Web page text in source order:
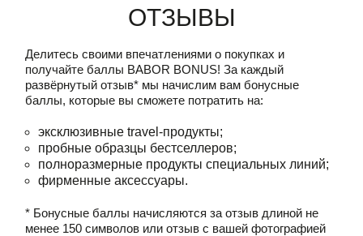
Отзывы
Делитесь своими впечатлениями о покупках и
получайте баллы BABOR BONUS! За каждый
развёрнутый отзыв* мы начислим вам бонусные
баллы, которые вы сможете потратить на:
эксклюзивные travel-продукты;
пробные образцы бестселлеров;
полноразмерные продукты специальных линий;
фирменные аксессуары.
* Бонусные баллы начисляются за отзыв длиной не
менее 150 символов или отзыв с вашей фотографией